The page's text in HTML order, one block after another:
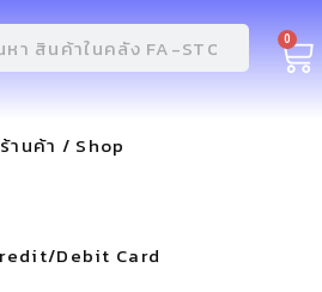
0
ร้านค้า / Shop
Debit Card